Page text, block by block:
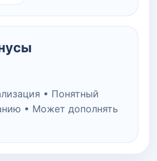
• Понятный
• Может дополнять